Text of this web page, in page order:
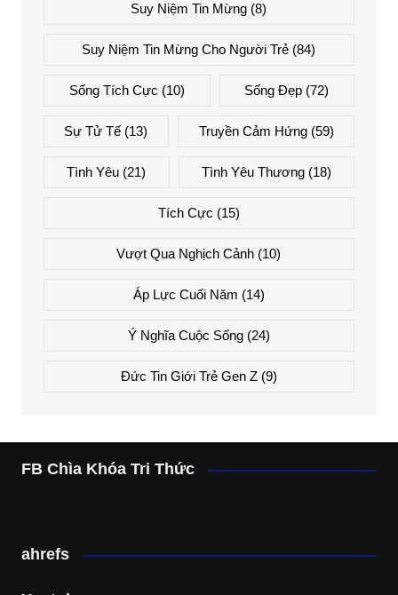
Suy Niệm Tin Mừng (8)
Suy Niệm Tin Mừng Cho Người Trẻ (84)
Sống Tích Cực (10) Sống Đẹp (72)
Sự Tử Tế (13) Truyền Cảm Hứng(59)
Tình Yêu (21) Tình Yêu Thương(18)
Tích Cực (15)
Vượt Qua Nghịch Cảnh (10)
Áp Lực Cuối Năm (14)
Ý Nghĩa Cuộc Sống(24)
Đức Tin Giới Trẻ Gen Z(9)
FB Chìa Khóa Tri Thức
ahrefs